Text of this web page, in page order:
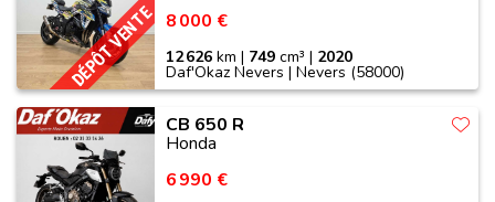
DÉPÔT VENTE 8 000 €
12 626 km | 749 cm³ | 2020
Daf'Okaz Nevers | Nevers (58000)
CB 650 R
Honda
6 990 €